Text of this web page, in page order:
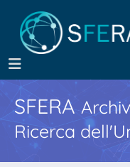
SFERA
Ricerca